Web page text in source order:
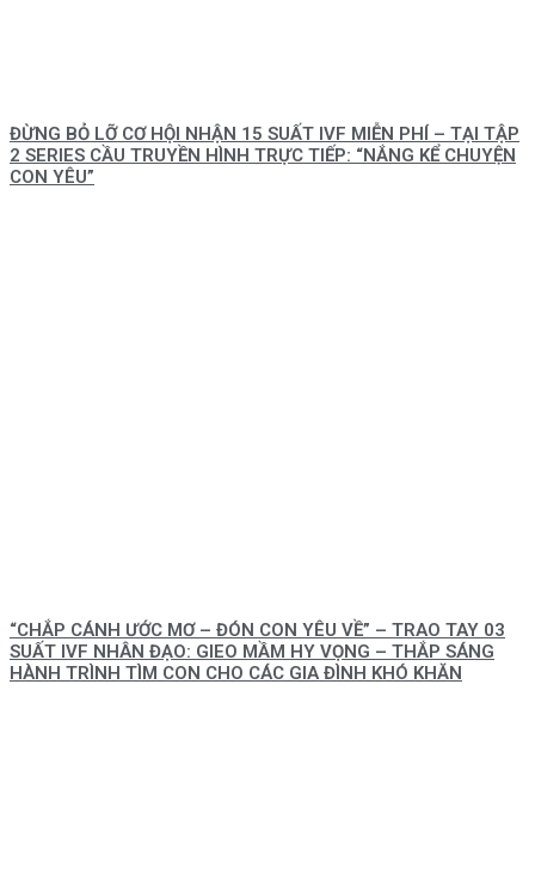
ĐỪNG BỎ LỠ CƠ HỘI NHẬN 15 SUẤT IVF MIỄN PHÍ – TẠI TẬP
2 SERIES CẦU TRUYỀN HÌNH TRỰC TIẾP: “NẮNG KỂ CHUYỆN
CON YÊU”
“CHẮP CÁNH ƯỚC MƠ – ĐÓN CON YÊU VỀ” – TRAO TAY 03
SUẤT IVF NHÂN ĐẠO: GIEO MẦM HY VỌNG – THẮP SÁNG
HÀNH TRÌNH TÌM CON CHO CÁC GIA ĐÌNH KHÓ KHĂN